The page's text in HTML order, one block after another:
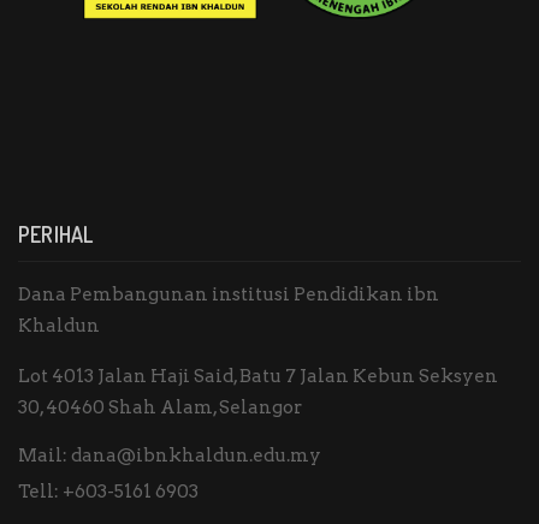
PERIHAL
Dana Pembangunan institusi Pendidikan ibn
Khaldun
Lot 4013 Jalan Haji Said, Batu 7 Jalan Kebun Seksyen
30, 40460 Shah Alam, Selangor
Mail: dana@ibnkhaldun.edu.my
Tell: +603-5161 6903